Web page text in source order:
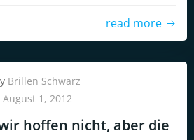
read more
Brillen Schwarz
August 1, 2012
hoffen nicht, aber die